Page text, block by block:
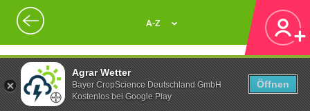
Agrar Wetter
Bayer CropScience Deutschland GmbH
Kostenlos bei Google Play
Öffnen
A-Z